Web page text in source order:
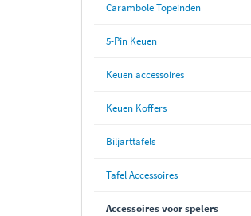
Carambole Topeinden
5-Pin Keuen
Keuen accessoires
Keuen Koffers
Biljarttafels
Tafel Accessoires
Accessoires voor spelers